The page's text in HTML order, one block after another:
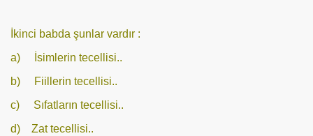
İkinci babda şunlar vardır :
a) İsimlerin tecellisi..
b) Fiillerin tecellisi..
c) Sıfatların tecellisi..
d) Zat tecellisi..